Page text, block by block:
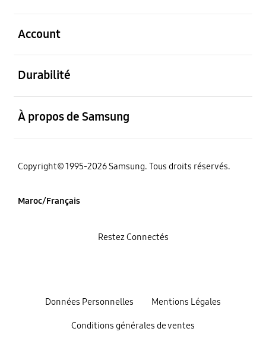
Account
Durabilité
À propos de Samsung
Copyright© 1995-2026 Samsung. Tous droits réservés.
Maroc/Français
Données Personnelles Mentions Légales
Conditions générales de ventes
Restez Connectés